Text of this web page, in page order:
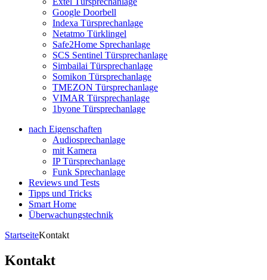
Google Doorbell
Indexa Türsprechanlage
Netatmo Türklingel
Safe2Home Sprechanlage
SCS Sentinel Türsprechanlage
Simbailai Türsprechanlage
Somikon Türsprechanlage
TMEZON Türsprechanlage
VIMAR Türsprechanlage
1byone Türsprechanlage
nach Eigenschaften
Audiosprechanlage
mit Kamera
IP Türsprechanlage
Funk Sprechanlage
Reviews und Tests
Tipps und Tricks
Smart Home
Überwachungstechnik
StartseiteKontakt
Kontakt